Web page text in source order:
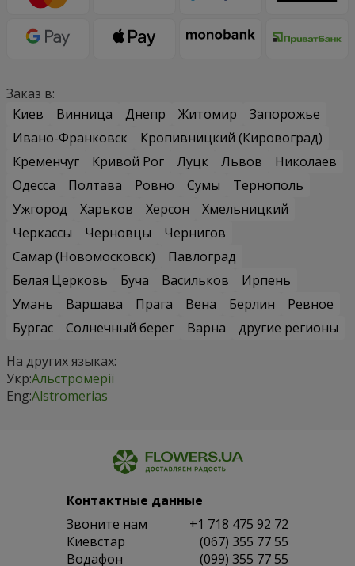
Заказ в:
Киев
Винница Днепр Житомир
Запорожье
Ивано-Франковск
Кропивницкий (Кировоград)
Кременчуг
Кривой Рог Луцк Львов
Николаев
Одесса
Полтава Ровно Сумы
Тернополь
Ужгород
Харьков Херсон
Хмельницкий
Черкассы
Черновцы
Чернигов
Самар (Новомосковск)
Павлоград
Белая Церковь
Буча Васильков
Ирпень
Умань
Варшава Прага Вена Берлин
Ревное
Бургас
Солнечный берег Варна
другие регионы
На других языках:
Укр:Альстромерії
Eng:Alstromerias
Контактные данные
Звоните нам
+1 718 475 92 72
Киевстар
(067) 355 77 55
Водафон
(099) 355 77 55